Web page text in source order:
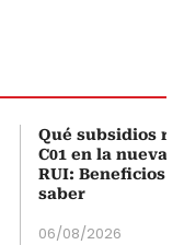
Qué subsidios
C01 en la nueva
RUI: Beneficios
saber
06/08/2026